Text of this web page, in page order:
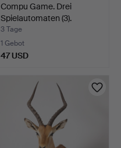
Compu Game. Drei
Spielautomaten (3).
3 Tage
1 Gebot
47 USD